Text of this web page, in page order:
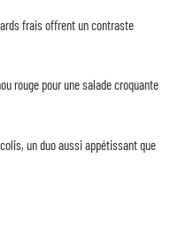
frais offrent un contraste
rouge pour une salade croquante
un duo aussi appétissant que